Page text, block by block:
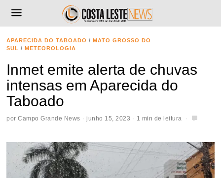
APARECIDA DO TABOADO / MATO GROSSO DO
SUL / METEOROLOGIA
Inmet emite alerta de chuvas
intensas em Aparecida do
Taboado
porCampo Grande News junho 15, 2023 1 min de leitura